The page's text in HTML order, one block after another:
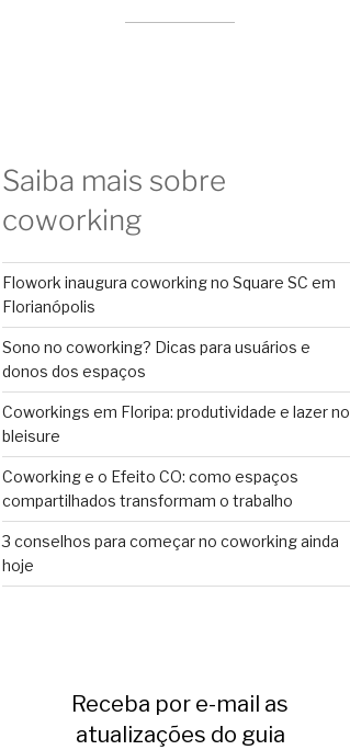
Saiba mais sobre
coworking
Flowork inaugura coworking no Square SC em
Florianópolis
Sono no coworking? Dicas para usuários e
donos dos espaços
Coworkings em Floripa: produtividade e lazer no
bleisure
Coworking e o Efeito CO: como espaços
compartilhados transformam o trabalho
3 conselhos para começar no coworking ainda
hoje
Receba por e-mail as
atualizações do guia